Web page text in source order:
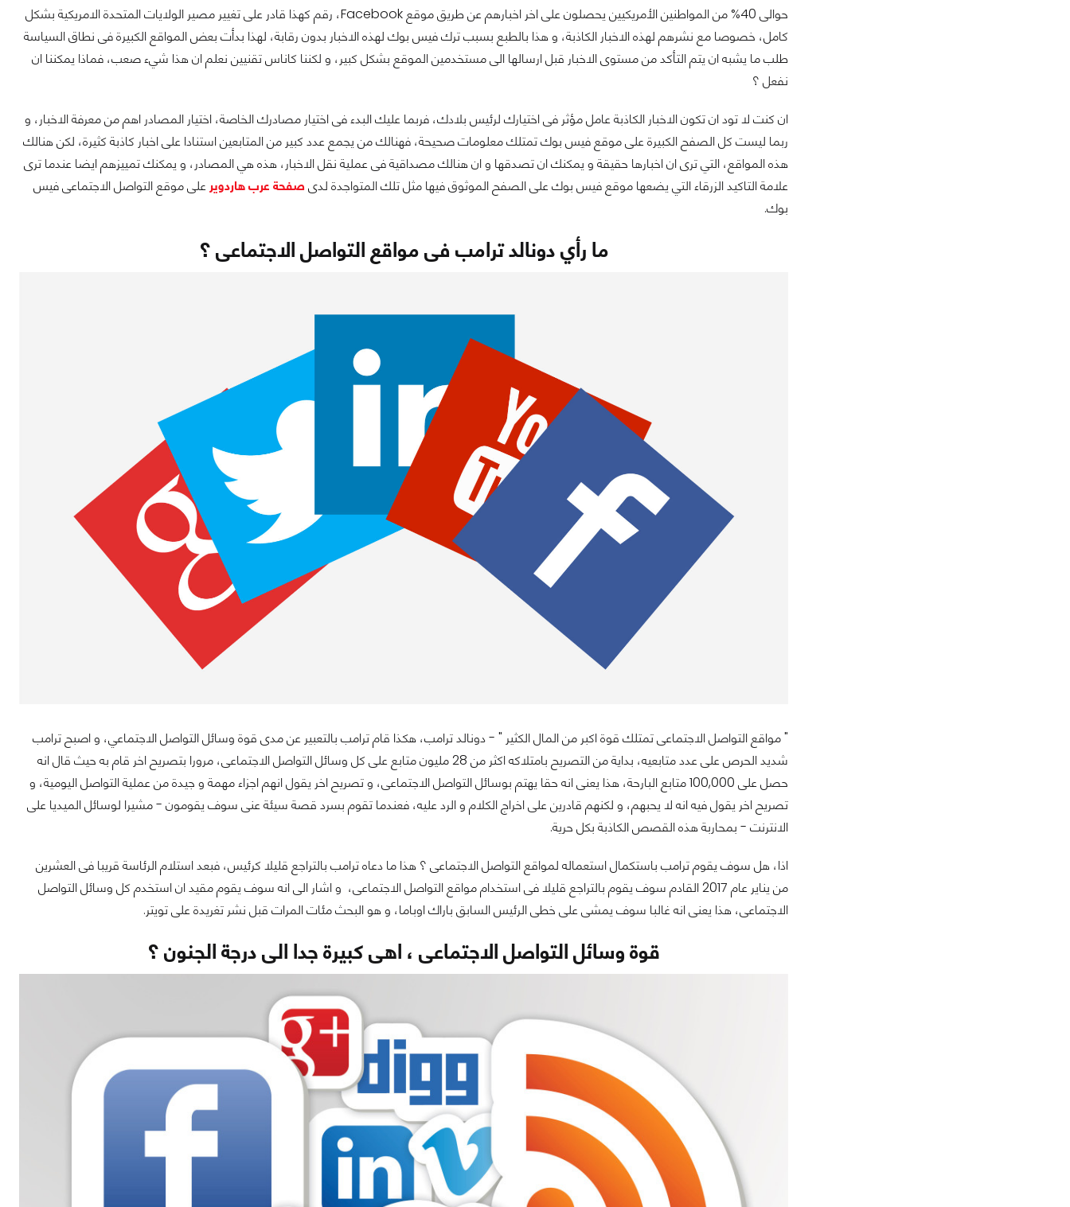
حوالى 40% من المواطنين الأمريكيين يحصلون على اخر اخبارهم عن طريق موقع Facebook، رقم كهذا قادر على تغيير مصير الولايات المتحدة الامريكية بشكل
كامل، خصوصا مع نشرهم لهذه الاخبار الكاذبة، و هذا بالطبع بسبب ترك فيس بوك لهذه الاخبار بدون رقابة، لهذا بدأت بعض المواقع الكبيرة فى نطاق السياسة
طلب ما يشبه ان يتم التأكد من مستوى الاخبار قبل ارسالها الى مستخدمين الموقع بشكل كبير، و لكننا كاناس تقنيين نعلم ان هذا شيء صعب، فماذا يمكننا ان
نفعل ؟
ان كنت لا تود ان تكون الاخبار الكاذبة عامل مؤثر فى اختيارك لرئيس بلادك، فربما عليك البدء فى اختيار مصادرك الخاصة، اختيار المصادر اهم من معرفة الاخبار، و
ربما ليست كل الصفح الكبيرة على موقع فيس بوك تمتلك معلومات صحيحة، فهنالك من يجمع عدد كبير من المتابعين استنادا على اخبار كاذبة كثيرة، لكن هنالك
هذه المواقع، التي ترى ان اخبارها حقيقة و يمكنك ان تصدقها و ان هنالك مصداقية فى عملية نقل الاخبار، هذه هي المصادر، و يمكنك تمييزهم ايضا عندما ترى
علامة التاكيد الزرقاء التي يضعها موقع فيس بوك على الصفح الموثوق فيها مثل تلك المتواجدة لدى صفحة عرب هاردوير على موقع التواصل الاجتماعى فيس
بوك.
ما رأي دونالد ترامب فى مواقع التواصل الاجتماعى ؟
" مواقع التواصل الاجتماعى تمتلك قوة اكبر من المال الكثير " - دونالد ترامب، هكذا قام ترامب بالتعبير عن مدى قوة وسائل التواصل الاجتماعي، و اصبح ترامب
شديد الحرص على عدد متابعيه، بداية من التصريح بامتلاكه اكثر من 28 مليون متابع على كل وسائل التواصل الاجتماعى، مرورا بتصريح اخر قام به حيث قال انه
حصل على 100,000 متابع البارحة، هذا يعنى انه حقا يهتم بوسائل التواصل الاجتماعى، و تصريح اخر يقول انهم اجزاء مهمة و جيدة من عملية التواصل اليومية، و
تصريح اخر يقول فيه انه لا يحبهم، و لكنهم قادرين على اخراج الكلام و الرد عليه، فعندما تقوم بسرد قصة سيئة عنى سوف يقومون - مشيرا لوسائل الميديا على
الانترنت - بمحاربة هذه القصص الكاذبة بكل حرية.
اذا، هل سوف يقوم ترامب باستكمال استعماله لمواقع التواصل الاجتماعى ؟ هذا ما دعاه ترامب بالتراجع قليلا كرئيس، فبعد استلام الرئاسة قريبا فى العشرين
من يناير عام 2017 القادم سوف يقوم بالتراجع قليلا فى استخدام مواقع التواصل الاجتماعى، و اشار الى انه سوف يقوم مقيد ان استخدم كل وسائل التواصل
الاجتماعى، هذا يعنى انه غالبا سوف يمشى على خطى الرئيس السابق باراك اوباما، و هو البحث مئات المرات قبل نشر تغريدة على تويتر.
قوة وسائل التواصل الاجتماعى ، اهى كبيرة جدا الى درجة الجنون ؟